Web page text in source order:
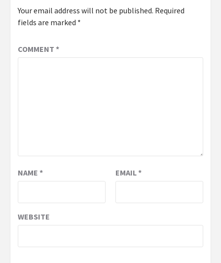
Your email address will not be published. Required
fields are marked *
COMMENT *
NAME * EMAIL*
WEBSITE